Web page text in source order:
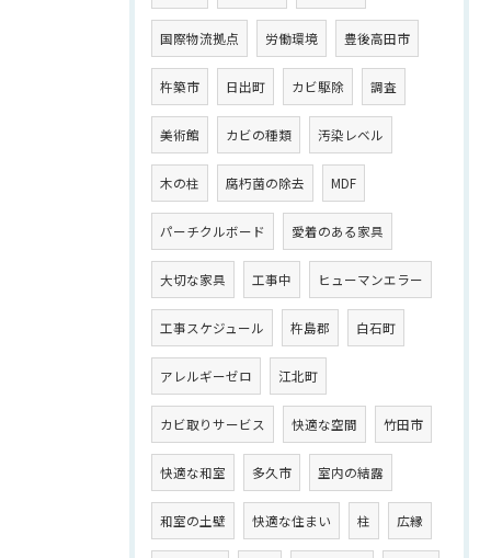
国際物流拠点 労働環境 豊後高田市
杵築市 日出町 カビ駆除 調査
美術館 カビの種類 汚染レベル
木の柱 腐朽菌の除去 MDF
パーチクルボード 愛着のある家具
大切な家具 工事中 ヒューマンエラー
工事スケジュール 杵島郡 白石町
アレルギーゼロ 江北町
カビ取りサービス 快適な空間 竹田市
快適な和室 多久市 室内の結露
和室の土壁 快適な住まい 柱 広縁